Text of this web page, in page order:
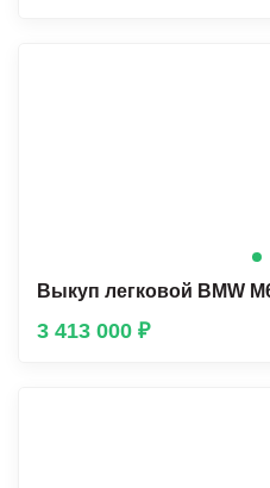
Выкуп легковой BMW
3 413 000 ₽